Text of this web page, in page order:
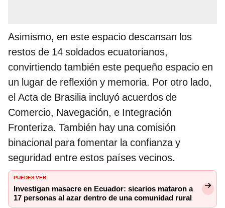
Asimismo, en este espacio descansan los
restos de 14 soldados ecuatorianos,
convirtiendo también este pequeño espacio en
un lugar de reflexión y memoria. Por otro lado,
el Acta de Brasilia incluyó acuerdos de
Comercio, Navegación, e Integración
Fronteriza. También hay una comisión
binacional para fomentar la confianza y
seguridad entre estos países vecinos.
PUEDES VER:
Investigan masacre en Ecuador: sicarios mataron a
17 personas al azar dentro de una comunidad rural